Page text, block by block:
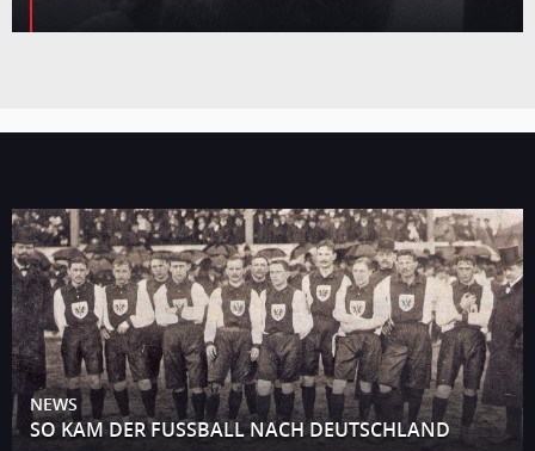
NEWS
SO KAM DER FUSSBALL NACH DEUTSCHLAND